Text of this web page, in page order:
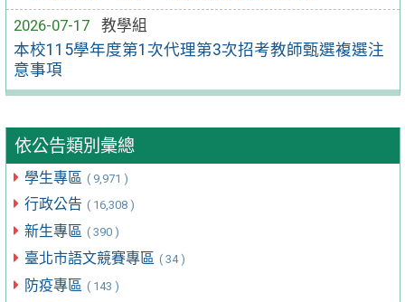
2026-07-17
教學組
本校115學年度第1次代理第3次招考教師甄選複選注
意事項
依公告類別彙總
學生專區 ( 9,971 )
行政公告 ( 16,308 )
新生專區 ( 390 )
臺北市語文競賽專區 ( 34 )
防疫專區 ( 143 )